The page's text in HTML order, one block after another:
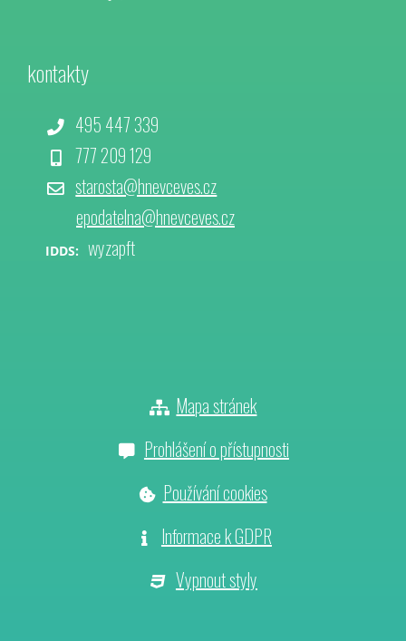
kontakty
495 447 339
777 209 129
starosta@hnevceves.cz
epodatelna@hnevceves.cz
IDDS: wyzapft
Mapa stránek
Prohlášení o přístupnosti
Používání cookies
Informace k GDPR
Vypnout styly